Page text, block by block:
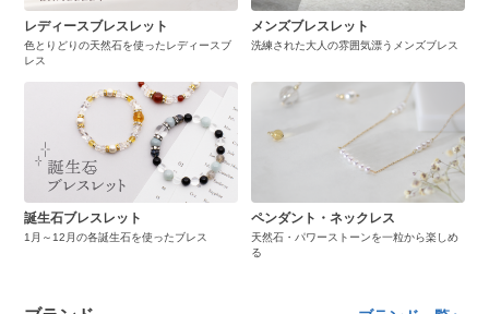
レディースブレスレット
色とりどりの天然石を使ったレディースブ
レス
メンズブレスレット
洗練された大人の雰囲気漂うメンズブレス
誕生石ブレスレット
1月～12月の各誕生石を使ったブレス
ペンダント・ネックレス
天然石・パワーストーンを一粒から楽しめ
る